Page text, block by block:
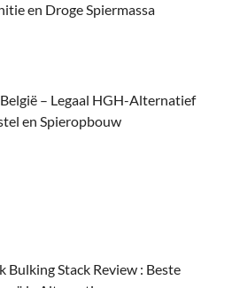
en Droge Spiermassa
– Legaal HGH-Alternatief
en Spieropbouw
Bulking Stack Review : Beste